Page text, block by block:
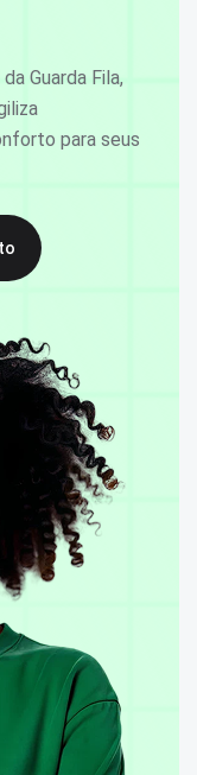
Guarda Fila,
para seus